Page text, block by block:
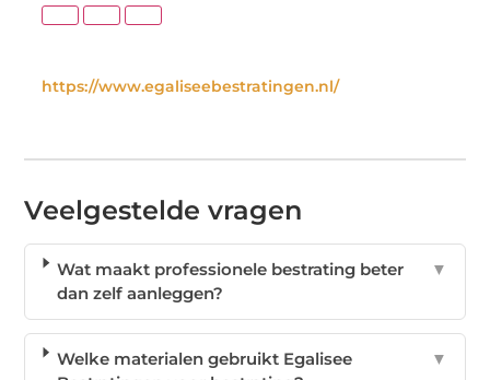
https://www.egaliseebestratingen.nl/
Veelgestelde vragen
Wat maakt professionele bestrating beter
dan zelf aanleggen?
▼
Welke materialen gebruikt Egalisee
▼